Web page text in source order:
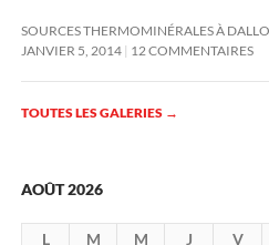
SOURCES THERMOMINÉRALES À
JANVIER 5, 2014 12 COMMENTAIRES
TOUTES LES GALERIES →
AOÛT 2026
L M M J V